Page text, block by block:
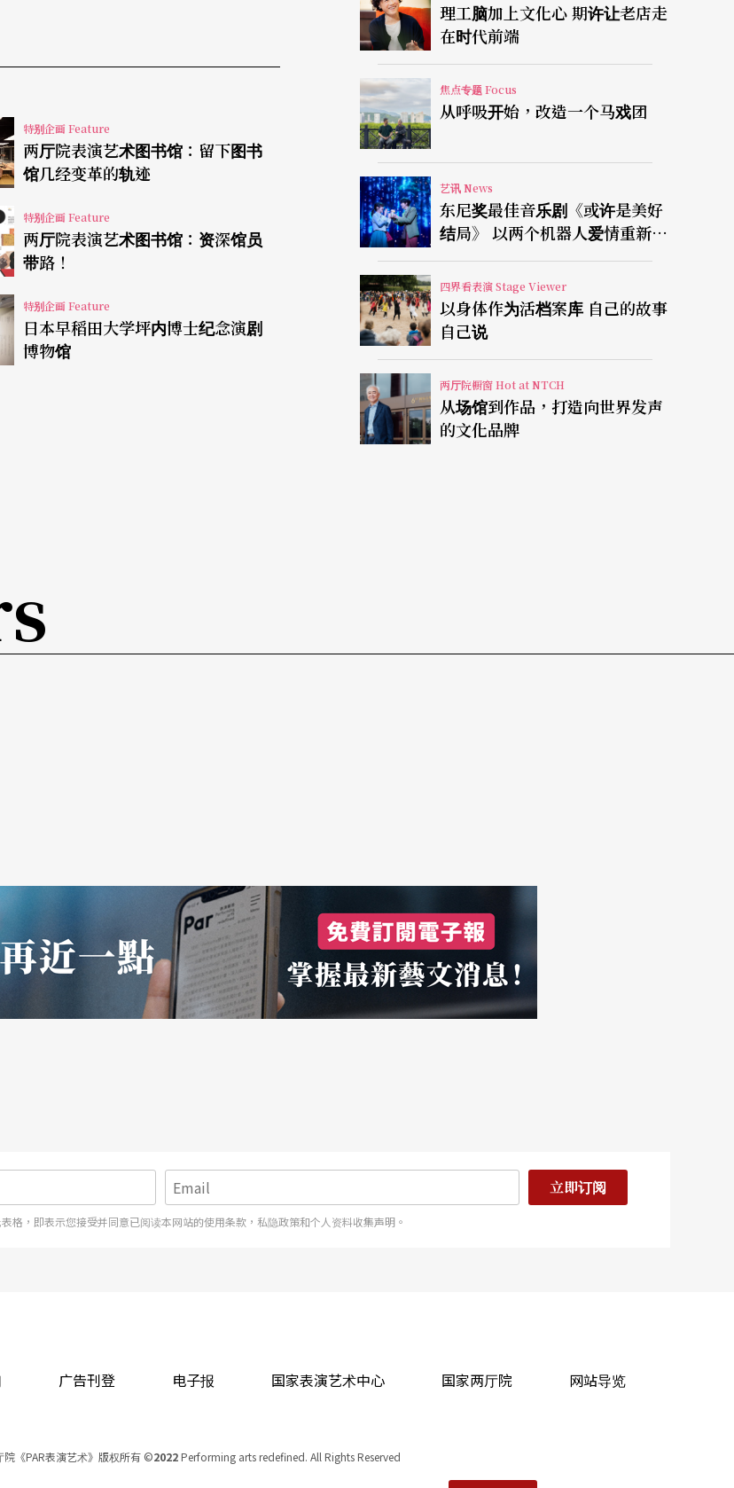
这点甚至还胜过到现场排队人挤人。
享典藏的人类瑰宝，也更扩大了其影
现场演出或节目录影了。
低，但因为涉及版权，未必能迳自上
让资料的保存与使用变得更便利，而
让图书馆成为平台，串联整合其他图
然也不会拘泥在「入馆人数」这种愈
特别企画 Feature
两厅院表演艺术图书馆：留下图书
馆几经变革的轨迹
特别企画 Feature
两厅院表演艺术图书馆：资深馆员
带路！
特别企画 Feature
日本早稻田大学坪内博士纪念演剧
博物馆
理工脑加上文化心 期许让老店走
在时代前端
焦点专题 Focus
从呼吸开始，改造一个马戏团
艺讯 News
东尼奖最佳音乐剧《或许是美好
结局》 以两个机器人爱情重新凝
视有限人生
四界看表演 Stage Viewer
以身体作为活档案库 自己的故事
自己说
两厅院橱窗 Hot at NTCH
从场馆到作品，打造向世界发声
的文化品牌
立即订阅
格，即表示您接受并同意已阅读本网站的使用条款，私隐政策和个人资料收集声明。
广告刊登 电子报 国家表演艺术中心 国家两厅院 网站导览
《PAR表演艺术》版权所有 ©2022Performing arts redefined. All Rights Reserved